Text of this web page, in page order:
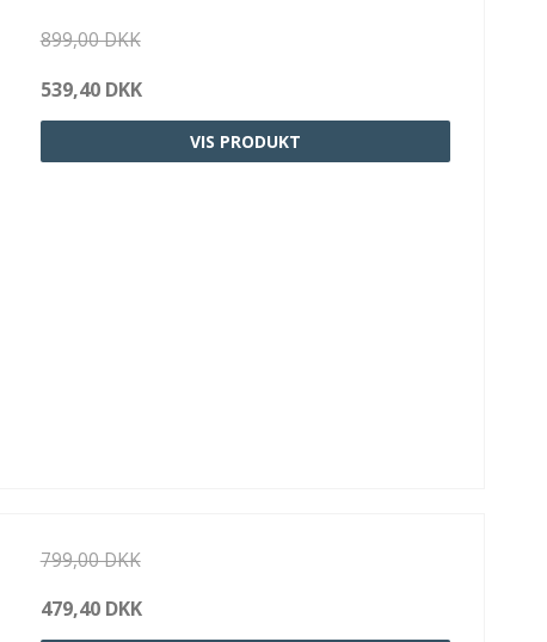
899,00 DKK
539,40 DKK
VIS PRODUKT
799,00 DKK
479,40 DKK